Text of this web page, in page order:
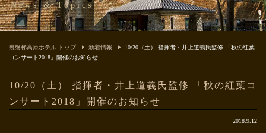
News & Topics
裏磐梯高原ホテル トップ 新着情報
10/20（土） 指揮者・井上道義氏監修 「秋の紅葉
コンサート2018」開催のお知らせ
10/20（土） 指揮者・井上道義氏監修 「秋の紅葉コ
ンサート2018」開催のお知らせ
2018.9.12